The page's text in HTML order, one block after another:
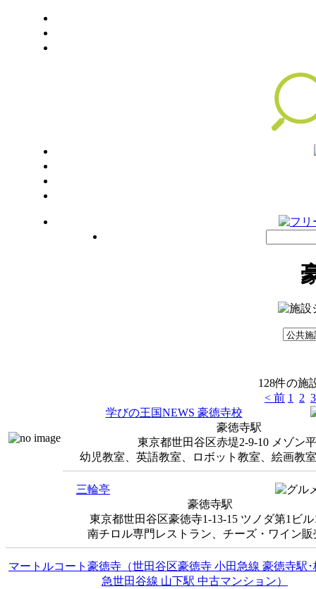
128件の施
< 前 1 2 3
学びの王国NEWS 豪徳寺校
豪徳寺駅
東京都世田谷区赤堤2-9-10 メゾン
幼児教室、英語教室、ロボット教室、絵画教
三輪亭
豪徳寺駅
東京都世田谷区豪徳寺1-13-15 ツノダ第1ビル
南チロル専門レストラン、チーズ・ワイン販
マートルコート豪徳寺（世田谷区豪徳寺 小田急線 豪徳寺駅
急世田谷線 山下駅 中古マンション）